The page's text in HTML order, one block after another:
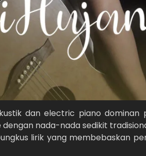
dan electric piano dominan
nada-nada sedikit
lirik yang membebaskan